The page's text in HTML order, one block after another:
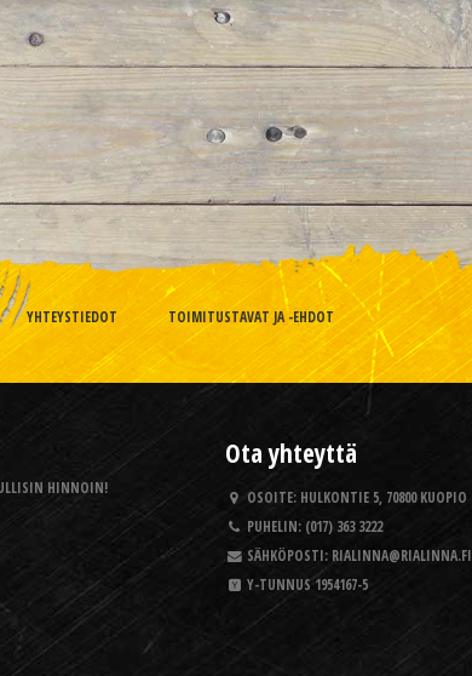
YHTEYSTIEDOT TOIMITUSTAVAT JA -EHDOT
HINNOIN!
Ota yhteyttä
OSOITE: HULKONTIE 5, 70800 KUOPIO
PUHELIN: (017) 363 3222
SÄHKÖPOSTI: RIALINNA@RIALINNA.FI
Y-TUNNUS1954167-5